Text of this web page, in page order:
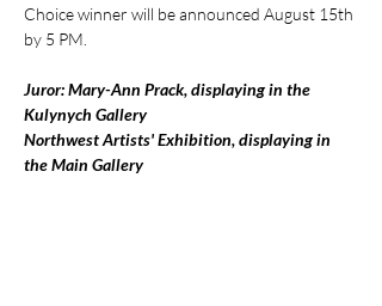
Choice winner will be announced August 15th
by 5 PM.
Juror: Mary-Ann Prack, displaying in the
Kulynych Gallery
Northwest Artists' Exhibition, displaying in
the Main Gallery